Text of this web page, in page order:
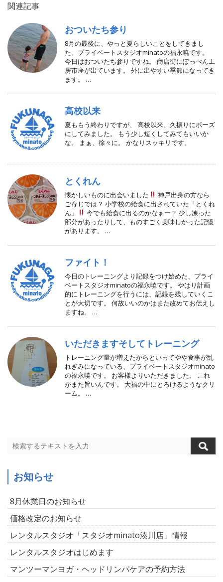
関連記事
おついたち参り
8月の最後に、やっと夏らしいことをしてきまし
た、プライベートスタジオminatoの福永暁です。
今日はおついたち参りですね。 商店街にぽっぺん工
房市座が出ています。 外に出やすい季節になってき
ます。 …
高校以来
夏ももう終わりですが、 高校以来、久振りにボーズ
にしてみました。 もう少し短くしてみてもいいか
な。 まぁ、徐々に。 かなりスッキリです。
とくれん
懐かしいものに出会いました
神戸出身の方なら
ご存じでは？ 小学校の給食に出されていた「とくれ
ん」
今でも給食に出るのかなぁー？ 少し凍った
部分があったりして、ものすごく美味しかった記憶
があります。 …
ファイト！
今日のトレーニングより記録をつけ始めた、プライ
ベートスタジオminatoの福永暁です。 やはり計画
的にトレーニングを行うには、記録を残していくこ
とが大切です。 何故いいのかはまた改めてお伝えし
ますね。 …
いただきますそしてトレーニング
トレーニング量が増えたからといってやや食事が乱
れぎみになっている、プライベートスタジオminato
の福永暁です。 お客様よりいただきました。 これ
がまた旨いんです。 大福の中にとろけるようなクリ
ーム。 …
お知らせ
8月休業日のお知らせ
価格改定のお知らせ
レンタルスタジオ「スタジオminato湊川店」情報
レンタルスタジオはじめます
マンツーマンヨガ・ヘッドリンパケアの予約方法